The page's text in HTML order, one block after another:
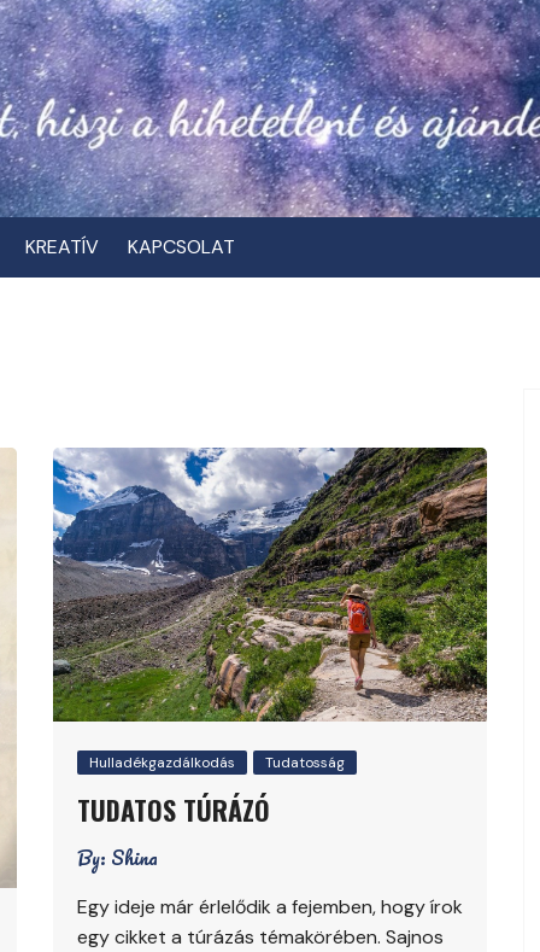
KREATÍV KAPCSOLAT
Hulladékgazdálkodás Tudatosság
TUDATOS TÚRÁZÓ
By: Shina
Egy ideje már érlelődik a fejemben, hogy írok
egy cikket a túrázás témakörében. Sajnos